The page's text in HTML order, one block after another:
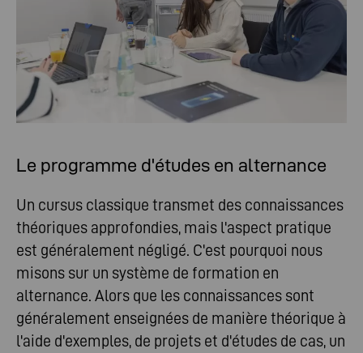
Le programme d'études en alternance
Un cursus classique transmet des connaissances
théoriques approfondies, mais l'aspect pratique
est généralement négligé. C'est pourquoi nous
misons sur un système de formation en
alternance. Alors que les connaissances sont
généralement enseignées de manière théorique à
l'aide d'exemples, de projets et d'études de cas, un